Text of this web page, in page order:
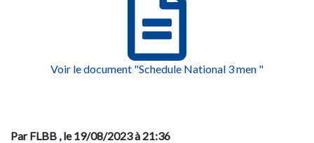
Voir le document "Schedule National 3 men "
Par FLBB , le 19/08/2023 à 21:36